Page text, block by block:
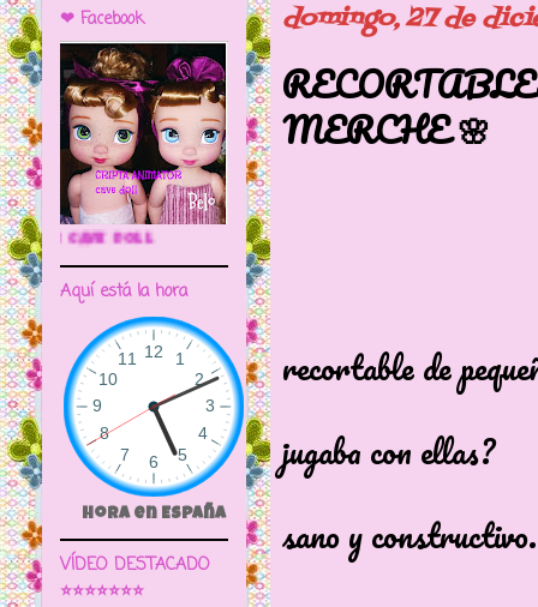
domingo, 27 de
MERCHE 🌸
recortable de
o ha
jugaba con ellas?
Que de
sano y constructivo.
❤ Facebook
🌼CRIPTA ANIMATOR CAVE DOLL
Aquí está la hora
Hora en España
VÍDEO DESTACADO
⭐⭐⭐⭐⭐⭐⭐